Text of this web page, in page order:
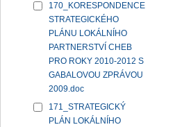
170_KORESPONDENCE
STRATEGICKÉHO
PLÁNU LOKÁLNÍHO
PARTNERSTVÍ CHEB
PRO ROKY 2010-2012 S
GABALOVOU ZPRÁVOU
2009.doc
171_STRATEGICKÝ
PLÁN LOKÁLNÍHO